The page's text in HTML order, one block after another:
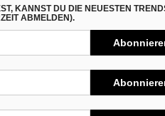
KANNST DU DIE NEUESTEN
ABMELDEN).